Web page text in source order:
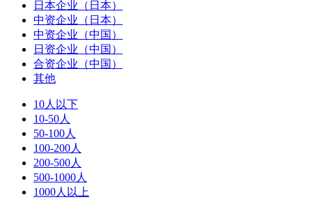
日本企业（日本）
中资企业（日本）
中资企业（中国）
日资企业（中国）
合资企业（中国）
其他
10人以下
10-50人
50-100人
100-200人
200-500人
500-1000人
1000人以上